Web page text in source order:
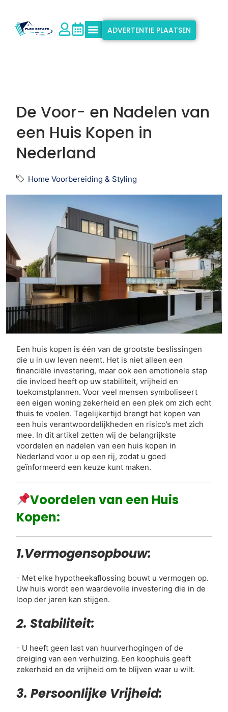
ADVERTENTIE PLAATSEN
De Voor- en Nadelen van
een Huis Kopen in
Nederland
Home Voorbereiding & Styling
Een huis kopen is één van de grootste beslissingen
die u in uw leven neemt. Het is niet alleen een
financiële investering, maar ook een emotionele stap
die invloed heeft op uw stabiliteit, vrijheid en
toekomstplannen. Voor veel mensen symboliseert
een eigen woning zekerheid en een plek om zich echt
thuis te voelen. Tegelijkertijd brengt het kopen van
een huis verantwoordelijkheden en risico’s met zich
mee. In dit artikel zetten wij de belangrijkste
voordelen en nadelen van een huis kopen in
Nederland voor u op een rij, zodat u goed
geïnformeerd een keuze kunt maken.
Voordelen van een Huis
Kopen:
1.Vermogensopbouw:
- Met elke hypotheekaflossing bouwt u vermogen op.
Uw huis wordt een waardevolle investering die in de
loop der jaren kan stijgen.
2. Stabiliteit:
- U heeft geen last van huurverhogingen of de
dreiging van een verhuizing. Een koophuis geeft
zekerheid en de vrijheid om te blijven waar u wilt.
3. Persoonlijke Vrijheid: